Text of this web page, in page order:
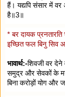
हैं। यद्यपि संसार में
है॥3॥
* बर दायक
इच्छित फल बिनु सिव
भावार्थ:-शिवजी वर
समुद्र और सेवकों के
बिना करोड़ों योग और